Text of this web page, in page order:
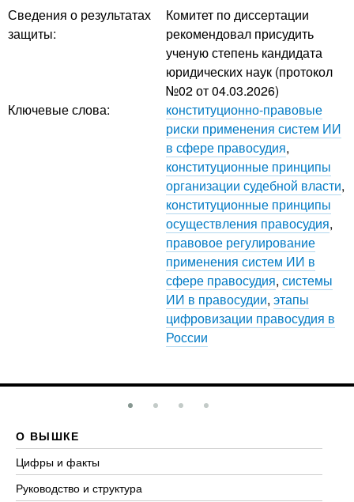
Сведения о результатах
защиты:
Комитет по диссертации
рекомендовал присудить
ученую степень кандидата
юридических наук (протокол
№02 от 04.03.2026)
Ключевые слова:
конституционно-правовые
риски применения систем ИИ
в сфере правосудия,
конституционные принципы
организации судебной власти,
конституционные принципы
осуществления правосудия,
правовое регулирование
применения систем ИИ в
сфере правосудия, системы
ИИ в правосудии, этапы
цифровизации правосудия в
России
О ВЫШКЕ
Цифры и факты
Руководство и структура